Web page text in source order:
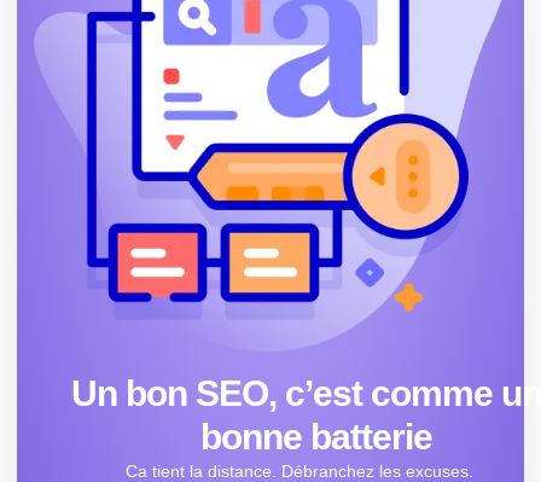
Un bon SEO, c’est comme
bonne batterie
Ca tient la distance. Débranchez les excuses.